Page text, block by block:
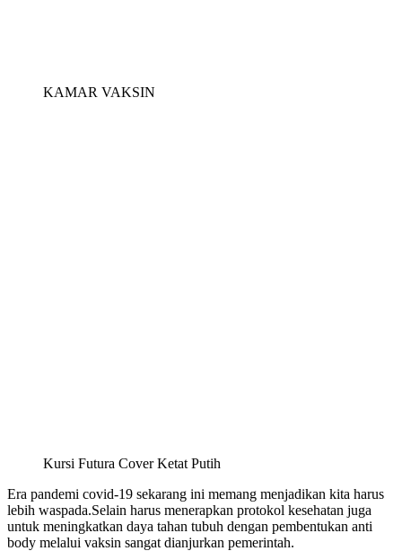
KAMAR VAKSIN
Kursi Futura Cover Ketat Putih
Era pandemi covid-19 sekarang ini memang menjadikan kita harus
lebih waspada.Selain harus menerapkan protokol kesehatan juga
untuk meningkatkan daya tahan tubuh dengan pembentukan anti
body melalui vaksin sangat dianjurkan pemerintah.